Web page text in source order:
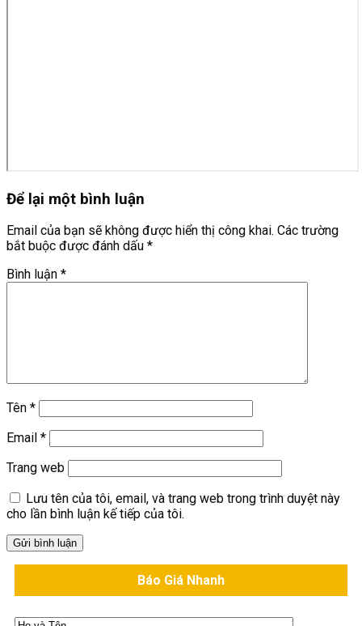
Để lại một bình luận
Email của bạn sẽ không được hiển thị công khai. Các trường
bắt buộc được đánh dấu *
Bình luận *
Tên *
Email *
Trang web
Lưu tên của tôi, email, và trang web trong trình duyệt này
cho lần bình luận kế tiếp của tôi.
Báo Giá Nhanh